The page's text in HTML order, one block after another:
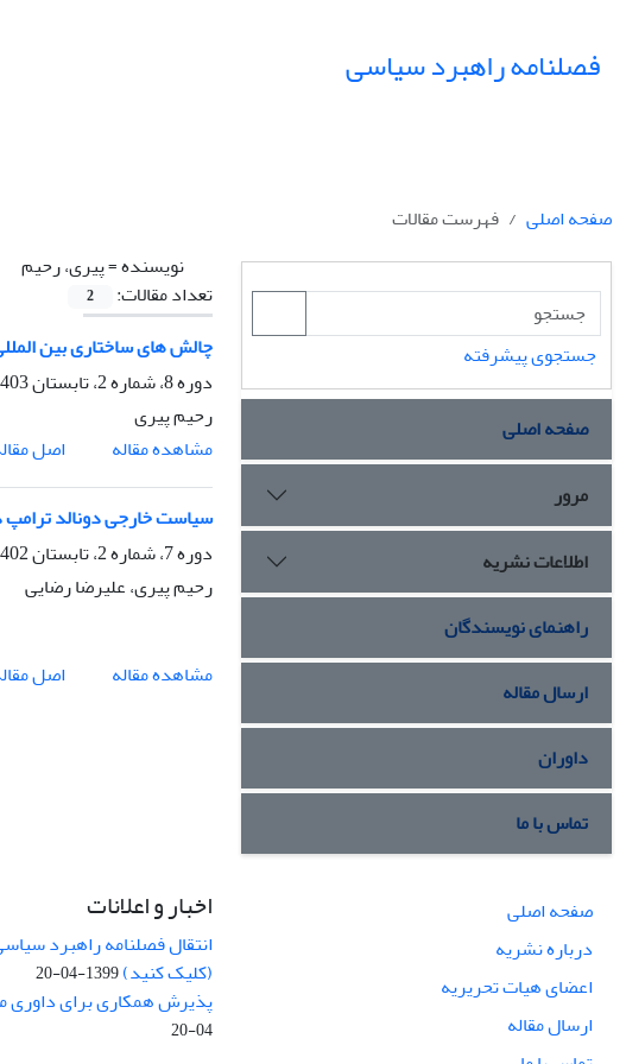
فصلنامه راهبرد سیاسی
صفحه اصلی
فهرست مقالات
نویسنده =پیری، رحیم
تعداد مقالات:
2
چالش های ساختاری بین
دوره 8، شماره 2، تابستان 1403، صفحه
رحیم پیری
مشاهده مقاله
اصل
سیاست خارجی دونالد
دوره 7، شماره 2، تابستان 1402، صفحه
رحیم پیری، علیرضا رضایی
مشاهده مقاله اصل
جستجوی پیشرفته
صفحه اصلی
مرور
اطلاعات نشریه
راهنمای نویسندگان
ارسال مقاله
داوران
تماس با ما
صفحه اصلی
درباره نشریه
اعضای هیات تحریریه
ارسال مقاله
اخبار و اعلانات
انتقال فصلنامه راهبرد
(کلیک کنید)1399-04-20
پذیرش همکاری برای داوری
04-20